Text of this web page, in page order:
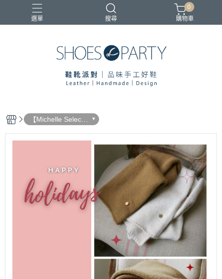
選單 搜尋
0
購物車
【Michelle Select
店長嚴選】